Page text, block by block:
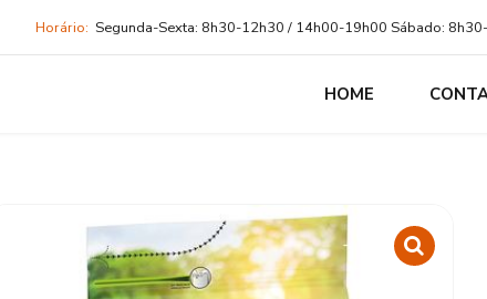
Horário: Segunda-Sexta: 8h30-12h30 / 14h00-19h00 Sábado:
HOME